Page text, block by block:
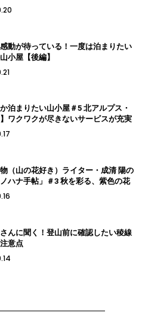
動が待っている！一度は泊まりたい
小屋【後編】
か泊まりたい山小屋＃5 北アルプス・
ワクワクが尽きないサービスが充実
（山の花好き）ライター・成清 陽の
ノハナ手帖」＃3 秋を彩る、紫色の花
んに聞く！登山前に確認したい稜線
意点